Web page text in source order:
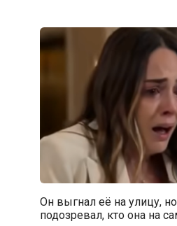
Он выгнал её на улицу,
подозревал, кто она на